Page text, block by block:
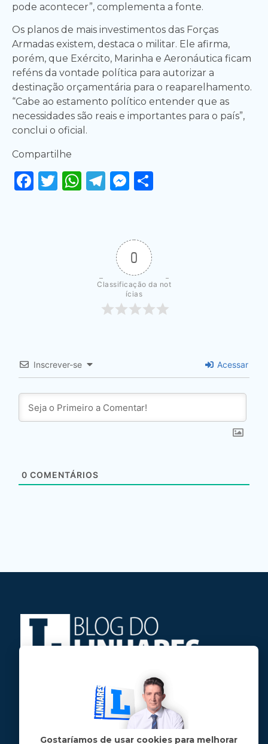
pode acontecer”, complementa a fonte.
Os planos de mais investimentos das Forças
Armadas existem, destaca o militar. Ele afirma,
porém, que Exército, Marinha e Aeronáutica ficam
reféns da vontade política para autorizar a
destinação orçamentária para o reaparelhamento.
“Cabe ao estamento político entender que as
necessidades são reais e importantes para o país”,
conclui o oficial.
Compartilhe
Facebook
Twitter
WhatsApp
Telegram
Messenger
0
Classificação da not
ícias
Inscrever-se Acessar
0 COMENTÁRIOS
Jose Linhares Jr é maranhense.
Formado em Jornalismo, estudou filosofia
e tem pós-graduações em ciência política
e marketing político.
Gostaríamos de usar cookies para melhorar